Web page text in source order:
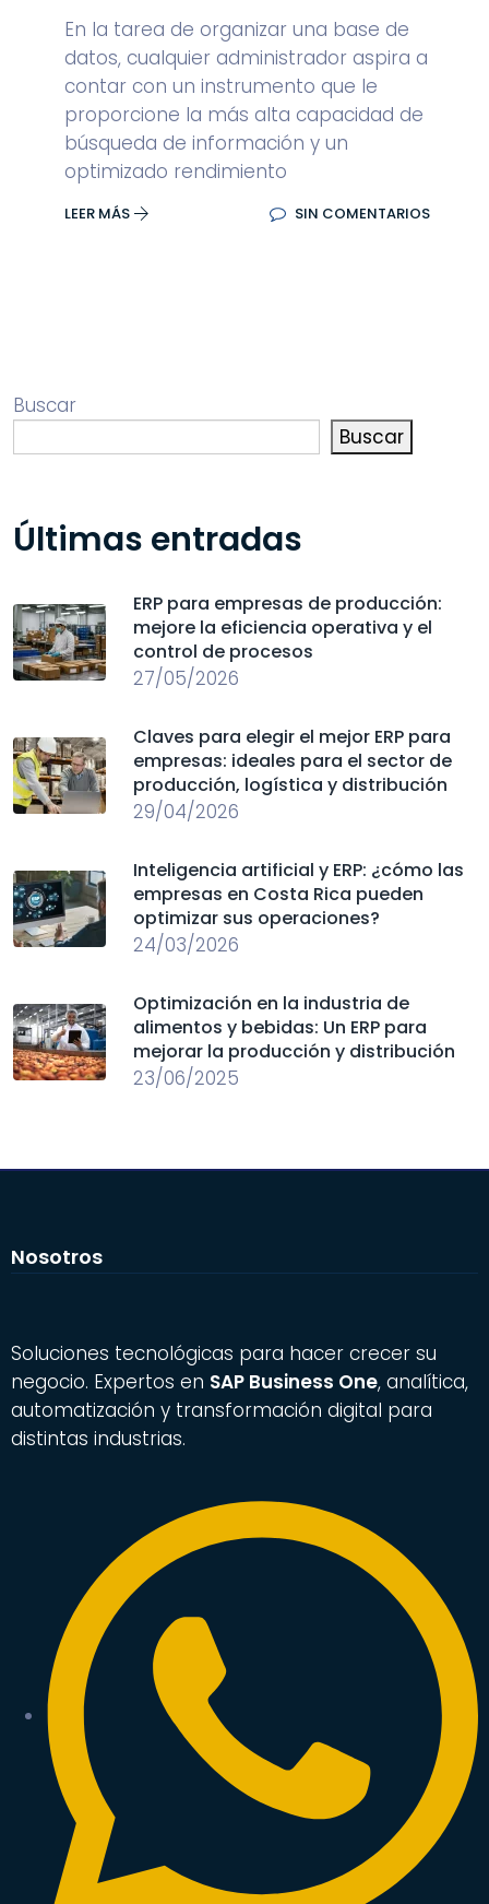
En la tarea de organizar una base de
datos, cualquier administrador aspira a
contar con un instrumento que le
proporcione la más alta capacidad de
búsqueda de información y un
optimizado rendimiento
LEER MÁS SIN COMENTARIOS
Buscar
Buscar
Últimas entradas
ERP para empresas de producción:
mejore la eficiencia operativa y el
control de procesos
27/05/2026
Claves para elegir el mejor ERP para
empresas: ideales para el sector de
producción, logística y distribución
29/04/2026
Inteligencia artificial y ERP: ¿cómo las
empresas en Costa Rica pueden
optimizar sus operaciones?
24/03/2026
Optimización en la industria de
alimentos y bebidas: Un ERP para
mejorar la producción y distribución
23/06/2025
Nosotros
Soluciones tecnológicas para hacer crecer su
negocio. Expertos en SAP Business One, analítica,
automatización y transformación digital para
distintas industrias.